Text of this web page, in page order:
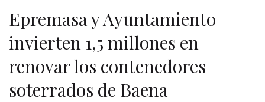
Epremasa y Ayuntamiento
invierten 1,5 millones en
renovar los contenedores
soterrados de Baena